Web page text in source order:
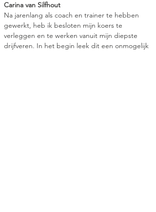
Carina van Silfhout
Na jarenlang als coach en trainer te hebben
gewerkt, heb ik besloten mijn koers te
verleggen en te werken vanuit mijn diepste
drijfveren. In het begin leek dit een onmogelijk